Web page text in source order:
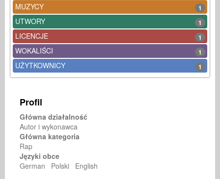
MUZYCY
1
UTWORY 1
LICENCJE 1
WOKALIŚCI 1
UŻYTKOWNICY 1
Profil
Główna działalność
Autor i wykonawca
Główna kategoria
Rap
Języki obce
German Polski English